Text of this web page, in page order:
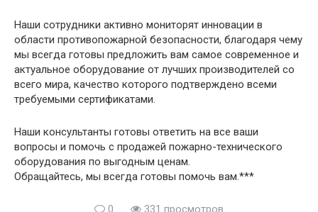
Наши сотрудники активно мониторят инновации в
области противопожарной безопасности, благодаря чему
мы всегда готовы предложить вам самое современное и
актуальное оборудование от лучших производителей со
всего мира, качество которого подтверждено всеми
требуемыми сертификатами.
Наши консультанты готовы ответить на все ваши
вопросы и помочь с продажей пожарно-технического
оборудования по выгодным ценам.
Обращайтесь, мы всегда готовы помочь вам.***
0 331 просмотров